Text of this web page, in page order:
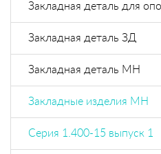
Закладная деталь для
Закладная деталь ЗД
Закладная деталь МН
Закладные изделия МН
Cерия 1.400-15 выпуск 1